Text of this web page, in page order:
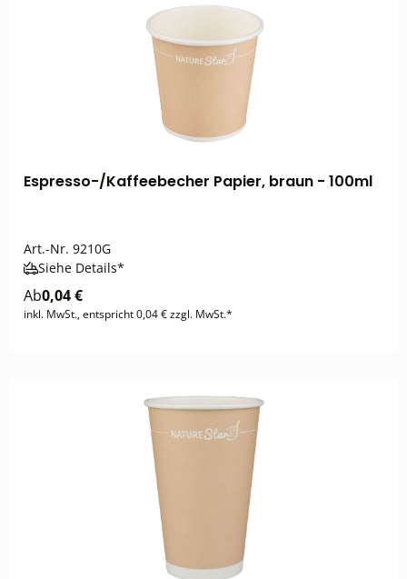
Espresso-/Kaffeebecher Papier, braun - 100ml
Art.-Nr. 9210G
Siehe Details*
Ab0,04 €
inkl. MwSt., entspricht 0,04 € zzgl. MwSt.*